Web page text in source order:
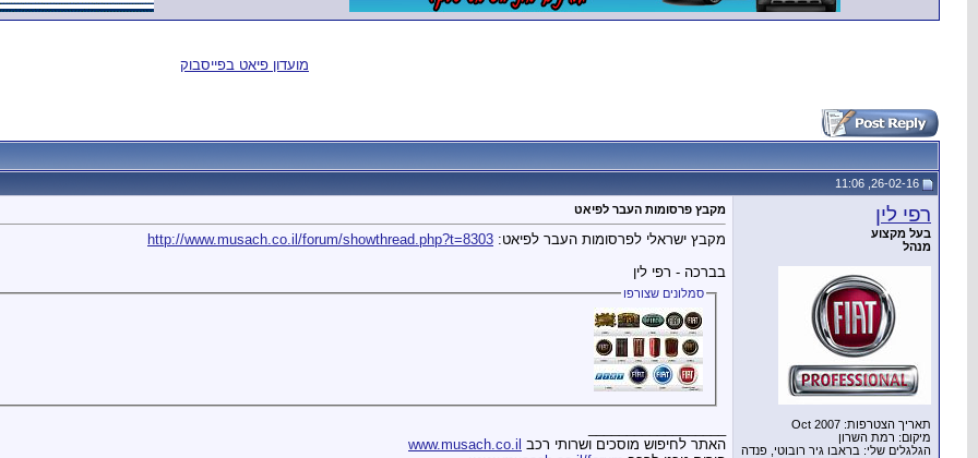
מועדון פיאט בפייסבוק
רפי לין
בעל מקצוע
מנהל
תאריך הצטרפות: Oct 2007
מיקום: רמת השרון
הגלגלים שלי: בראבו גיר רובוטי, פנדה
מקבץ פרסומות העבר לפיאט
מקבץ ישראלי לפרסומות העבר לפיאט: http://www.musach.co.il/forum/showthread.php?t=8303
בברכה - רפי לין
סמלונים שצורפו
האתר לחיפוש מוסכים ושרותי רכב www.musach.co.il